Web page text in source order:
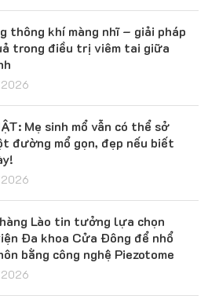
thông khí màng nhĩ – giải pháp
trong điều trị viêm tai giữa
Mẹ sinh mổ vẫn có thể sở
đường mổ gọn, đẹp nếu biết
Lào tin tưởng lựa chọn
Đa khoa Cửa Đông để nhổ
bằng công nghệ Piezotome